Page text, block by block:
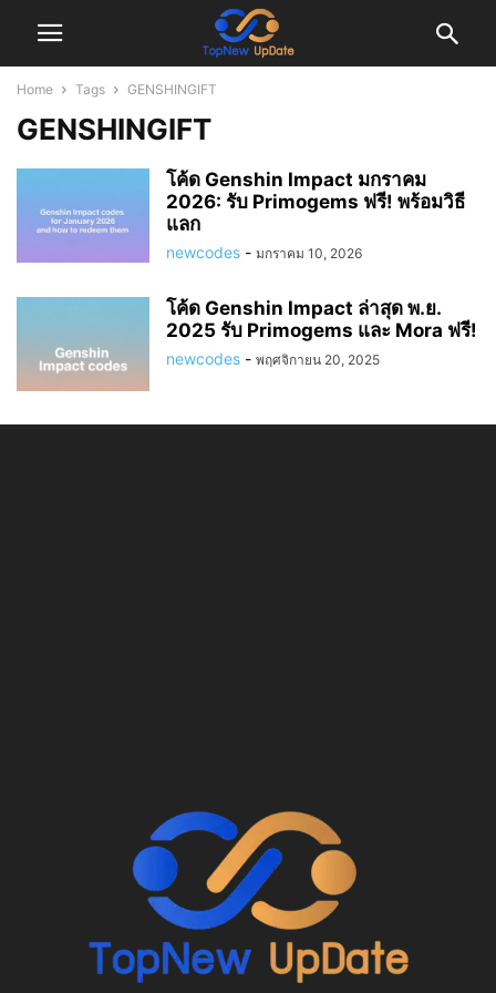
Home Tags GENSHINGIFT
GENSHINGIFT
โค้ด Genshin Impact มกราคม
2026: รับ Primogems ฟรี! พร้อมวิธี
แลก
newcodes - มกราคม 10, 2026
โค้ด Genshin Impact ล่าสุด พ.ย.
2025 รับ Primogems และ Mora ฟรี!
newcodes - พฤศจิกายน 20, 2025